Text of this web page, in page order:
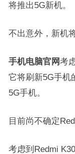
将推出5G新机。
不出意外，新机
手机电脑官网考
它将刷新5G手机
5G手机。
目前尚不确定
考虑到Redmi